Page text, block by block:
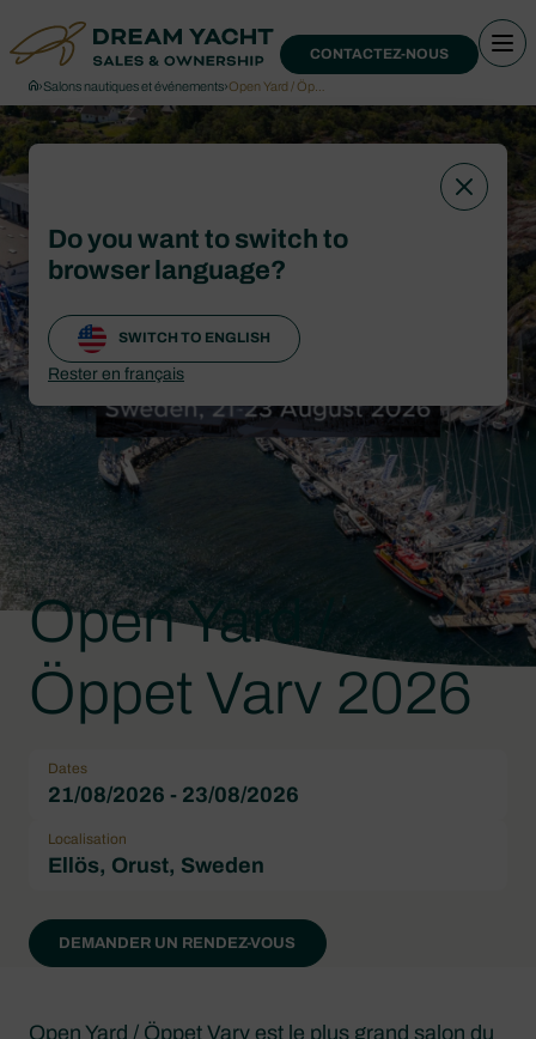
CONTACTEZ-NOUS
›Salons nautiques et événements›Open Yard / Öp…
Open Yard /
Öppet Varv 2026
Dates
21/08/2026 - 23/08/2026
Localisation
Ellös, Orust, Sweden
DEMANDER UN RENDEZ-VOUS
Open Yard / Öppet Varv est le plus grand salon du
Do you want to switch to
browser language?
SWITCH TO ENGLISH
Rester en français